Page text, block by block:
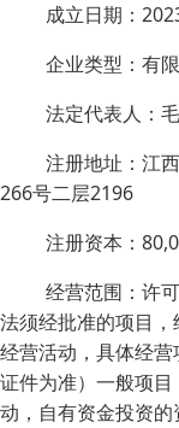
成立日期：
企业类型：有
法定代表人：
注册地址：江
266号二层2196
注册资本：
经营范围：许
法须经批准的项目
经营活动，具体经
证件为准）一般项
动，自有资金投资